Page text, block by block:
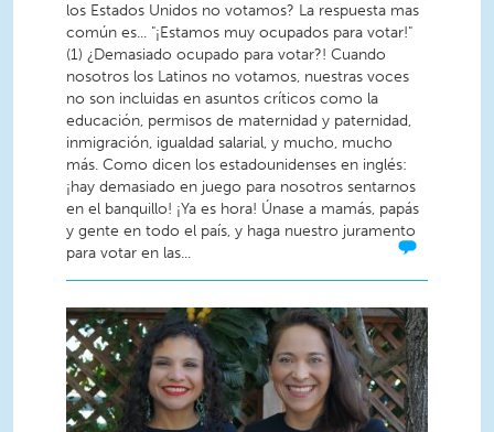
los Estados Unidos no votamos? La respuesta mas
común es... "¡Estamos muy ocupados para votar!"
(1) ¿Demasiado ocupado para votar?! Cuando
nosotros los Latinos no votamos, nuestras voces
no son incluidas en asuntos críticos como la
educación, permisos de maternidad y paternidad,
inmigración, igualdad salarial, y mucho, mucho
más. Como dicen los estadounidenses en inglés:
¡hay demasiado en juego para nosotros sentarnos
en el banquillo! ¡Ya es hora! Únase a mamás, papás
y gente en todo el país, y haga nuestro juramento
para votar en las...